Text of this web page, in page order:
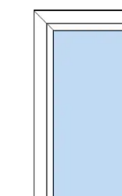
Vyhledávání